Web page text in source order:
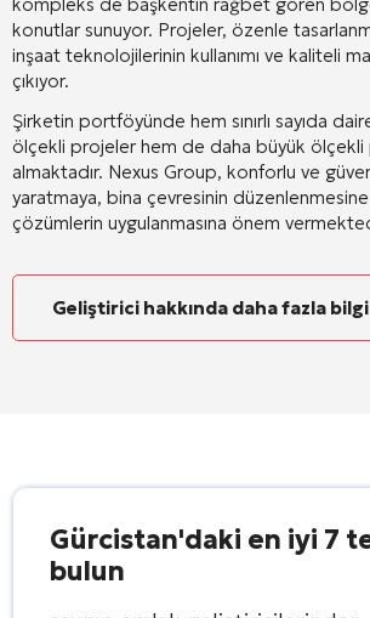
konutlar sunuyor. Projeler, özenle
inşaat teknolojilerinin kullanımı ve kaliteli
çıkıyor.
Şirketin portföyünde hem sınırlı sayıda
ölçekli projeler hem de daha büyük
almaktadır. Nexus Group, konforlu ve
yaratmaya, bina çevresinin
çözümlerin uygulanmasına önem
Geliştirici hakkında daha fazla bilgi
Gürcistan'daki en iyi 7
bulun